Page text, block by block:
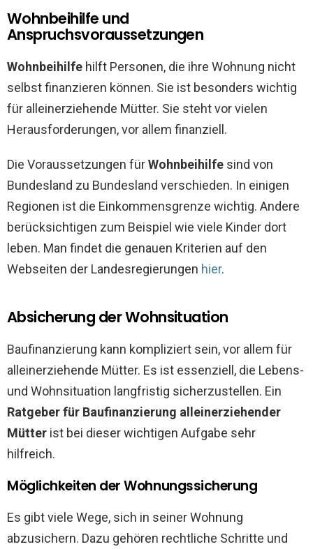
Wohnbeihilfe und
Anspruchsvoraussetzungen
Wohnbeihilfe hilft Personen, die ihre Wohnung nicht
selbst finanzieren können. Sie ist besonders wichtig
für alleinerziehende Mütter. Sie steht vor vielen
Herausforderungen, vor allem finanziell.
Die Voraussetzungen fürWohnbeihilfe sind von
Bundesland zu Bundesland verschieden. In einigen
Regionen ist die Einkommensgrenze wichtig. Andere
berücksichtigen zum Beispiel wie viele Kinder dort
leben. Man findet die genauen Kriterien auf den
Webseiten der Landesregierungen hier.
Absicherung der Wohnsituation
Baufinanzierung kann kompliziert sein, vor allem für
alleinerziehende Mütter. Es ist essenziell, die Lebens-
und Wohnsituation langfristig sicherzustellen. Ein
Ratgeber für Baufinanzierung alleinerziehender
Mütter ist bei dieser wichtigen Aufgabe sehr
hilfreich.
Möglichkeiten der Wohnungssicherung
Es gibt viele Wege, sich in seiner Wohnung
abzusichern. Dazu gehören rechtliche Schritte und